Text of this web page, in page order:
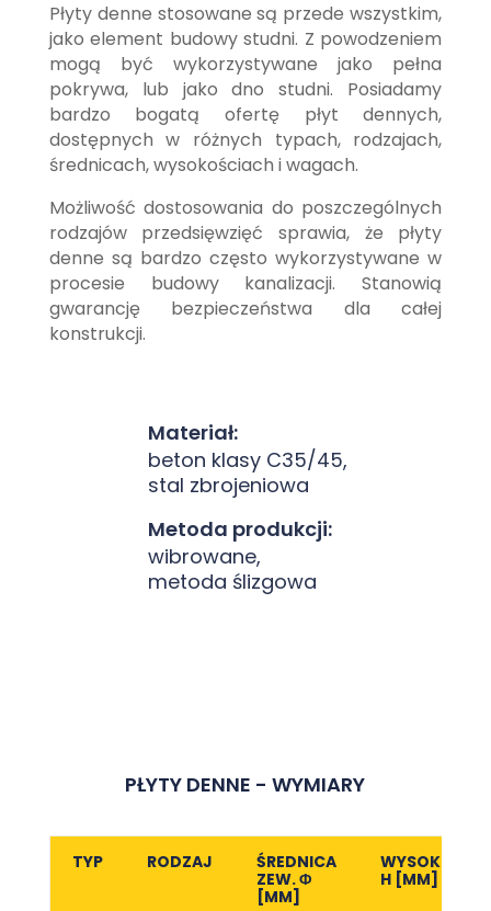
Płyty denne stosowane są przede wszystkim,
jako element budowy studni. Z powodzeniem
mogą być wykorzystywane jako pełna
pokrywa, lub jako dno studni. Posiadamy
bardzo bogatą ofertę płyt dennych,
dostępnych w różnych typach, rodzajach,
średnicach, wysokościach i wagach.
Możliwość dostosowania do poszczególnych
rodzajów przedsięwzięć sprawia, że płyty
denne są bardzo często wykorzystywane w
procesie budowy kanalizacji. Stanowią
gwarancję bezpieczeństwa dla całej
konstrukcji.
Materiał:
beton klasy C35/45,
stal zbrojeniowa
Metoda produkcji:
wibrowane,
metoda ślizgowa
PŁYTY DENNE - WYMIARY
TYP RODZAJ
ŚREDNICA
ZEW. Φ
[MM]
WYSOKOŚĆ
H [MM]